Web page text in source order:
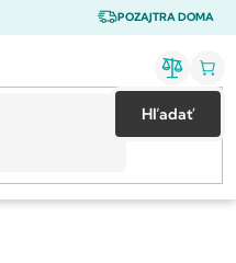
POZAJTRA DOMA
Hľadať